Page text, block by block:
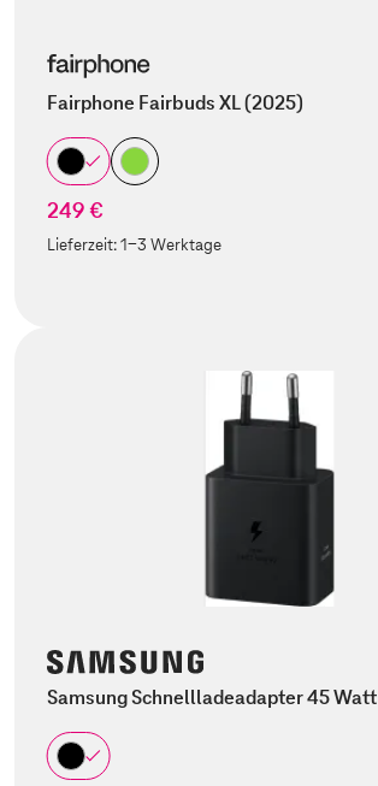
Fairphone Fairbuds XL (2025)
249 €
Lieferzeit:1-3 Werktage
Samsung Schnellladeadapter 45 Watt